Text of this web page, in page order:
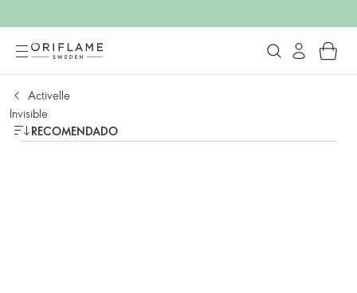
Activelle
Invisible
RECOMENDADO